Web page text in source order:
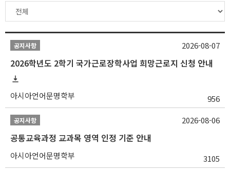
공지사항
2026학년도 2학기 국가근로장학사업 희망근로지 신청 안내
아시아언어문명학부 956
2026-08-07
공지사항
공통교육과정 교과목 영역 인정 기준 안내
아시아언어문명학부 3105
2026-08-06